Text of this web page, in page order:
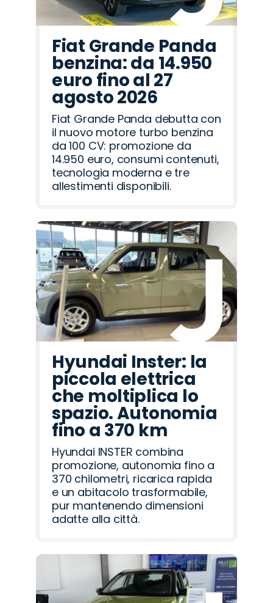
Fiat Grande Panda
benzina: da 14.950
euro fino al 27
agosto 2026
Fiat Grande Panda debutta con
il nuovo motore turbo benzina
da 100 CV: promozione da
14.950 euro, consumi contenuti,
tecnologia moderna e tre
allestimenti disponibili.
Hyundai Inster: la
piccola elettrica
che moltiplica lo
spazio. Autonomia
fino a 370 km
Hyundai INSTER combina
promozione, autonomia fino a
370 chilometri, ricarica rapida
e un abitacolo trasformabile,
pur mantenendo dimensioni
adatte alla città.